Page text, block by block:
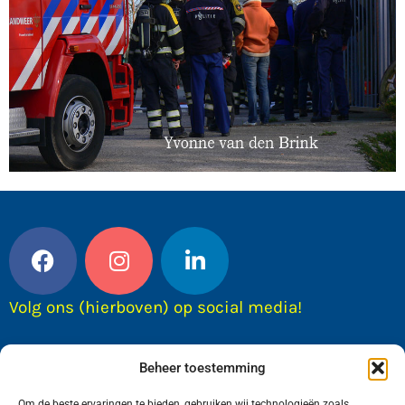
Beheer toestemming
Volg ons (hierboven) op social media!